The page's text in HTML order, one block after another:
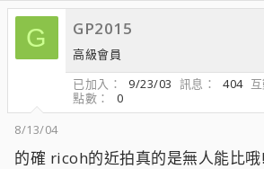
G GP2015
高級會員
已加入
9/23/03 訊息 404
點數
0
8/13/04
的確 ricoh的近拍真的是無人能比哦